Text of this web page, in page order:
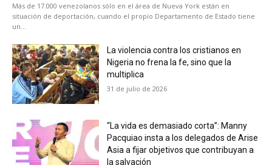
Más de 17.000 venezolanos sólo en el área de Nueva York están en
situación de deportación, cuando el propio Departamento de Estado tiene
un...
La violencia contra los cristianos en
Nigeria no frena la fe, sino que la
multiplica
31 de julio de 2026
“La vida es demasiado corta”: Manny
Pacquiao insta a los delegados de Arise
Asia a fijar objetivos que contribuyan a
la salvación